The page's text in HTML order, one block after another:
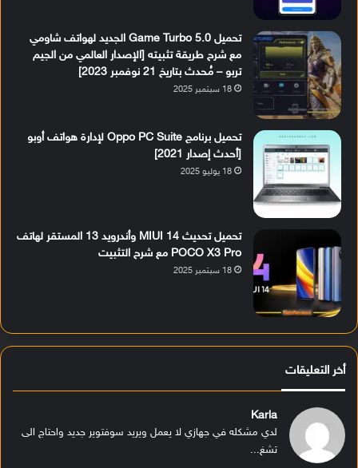
تحميل Game Turbo 5.0 الجديد لهواتف شاومي
مع شرح طريقة تثبيته [الإصدار العالمي من الجيم
تربو – مُحدث بتاريخ 21 نوفمبر 2023]
18 سبتمبر 2025
تحميل برنامج Oppo PC Suite لإدارة هواتف أوبو
[أحدث إصدار 2021]
18 يوليو 2025
تحميل تحديث MIUI 14 وأندرويد 13 المستقر لهاتف
POCO X3 Pro مع شرح التثبيت
18 سبتمبر 2025
أخر التعليقات
Karla
لدي مشكله في جهازي لا يعمل ويريد سوفتوير جديد واحتاج الى
تشغ...